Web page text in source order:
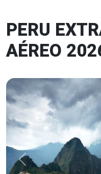
PERU
AÉREO
Previous